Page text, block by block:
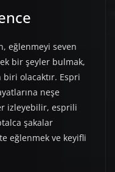
eğlenmeyi seven
bir şeyler bulmak,
olacaktır. Espri
neşe
izleyebilir, esprili
şakalar
eğlenmek ve keyifli